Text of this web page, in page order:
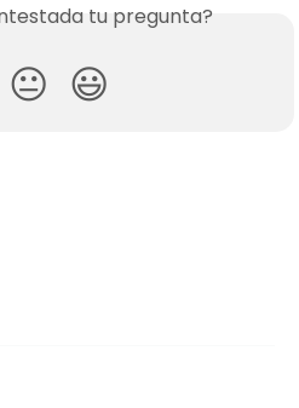
tu pregunta?
😐 😃